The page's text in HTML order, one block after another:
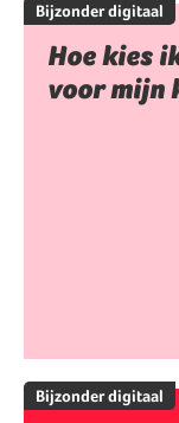
Bijzonder digitaal
Hoe kies
voor mijn
Bijzonder digitaal